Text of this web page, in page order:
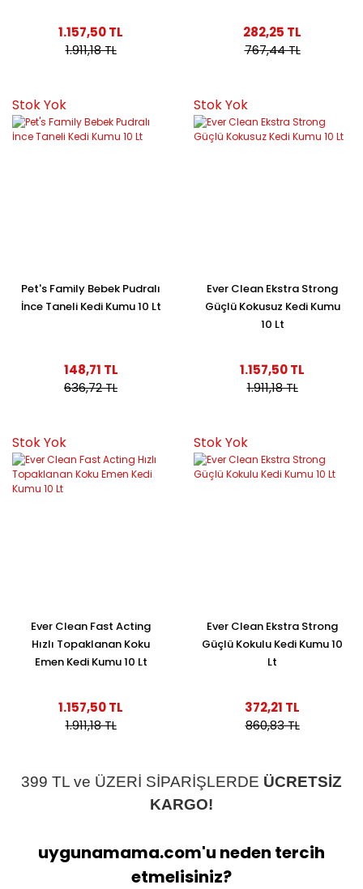
1.157,50 TL
1.911,18 TL
282,25 TL
767,44 TL
Stok Yok
Pet's Family Bebek Pudralı
İnce Taneli Kedi Kumu 10 Lt
148,71 TL
636,72 TL
Stok Yok
Ever Clean Ekstra Strong
Güçlü Kokusuz Kedi Kumu
10 Lt
1.157,50 TL
1.911,18 TL
Stok Yok
Ever Clean Fast Acting
Hızlı Topaklanan Koku
Emen Kedi Kumu 10 Lt
1.157,50 TL
1.911,18 TL
Stok Yok
Ever Clean Ekstra Strong
Güçlü Kokulu Kedi Kumu 10
Lt
372,21 TL
860,83 TL
399 TL ve ÜZERİ SİPARİŞLERDE ÜCRETSİZ
KARGO!
uygunamama.com'u neden tercih
etmelisiniz?